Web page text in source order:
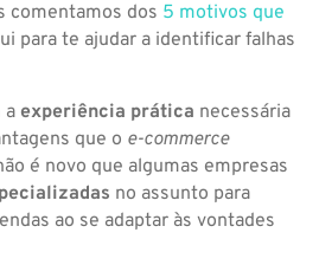
comentamos dos 5 motivos que
para te ajudar a identificar falhas
a experiência prática necessária
que o e-commerce
é novo que algumas empresas
no assunto para
ao se adaptar às vontades